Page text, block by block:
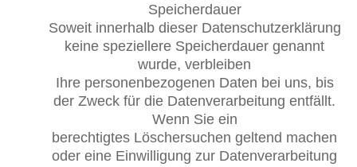
Speicherdauer
Soweit innerhalb dieser Datenschutzerklärung
keine speziellere Speicherdauer genannt
wurde, verbleiben
Ihre personenbezogenen Daten bei uns, bis
der Zweck für die Datenverarbeitung entfällt.
Wenn Sie ein
berechtigtes Löschersuchen geltend machen
oder eine Einwilligung zur Datenverarbeitung